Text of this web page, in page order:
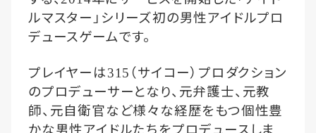
ルマスター」シリーズ初の男性アイドルプロ
デュースゲームです。
プレイヤーは315 （サイコー）プロダクション
のプロデューサーとなり、元弁護士、元教
師、元自衛官など様々な経歴をもつ個性豊